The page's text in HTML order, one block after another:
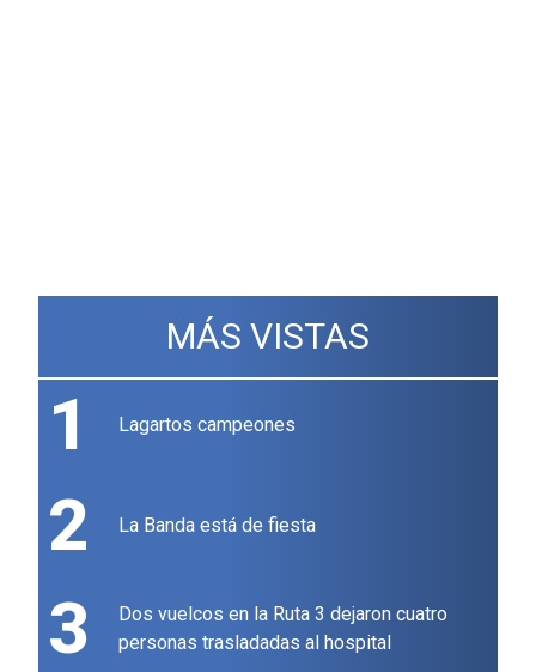
MÁS VISTAS
1 Lagartos campeones
2 La Banda está de fiesta
3
Dos vuelcos en la Ruta 3 dejaron cuatro
personas trasladadas al hospital